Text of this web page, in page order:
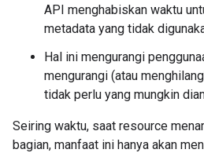
API menghabiskan waktu
metadata yang tidak
Hal ini mengurangi
mengurangi (atau
tidak perlu yang mungkin
Seiring waktu, saat resource
bagian, manfaat ini hanya akan